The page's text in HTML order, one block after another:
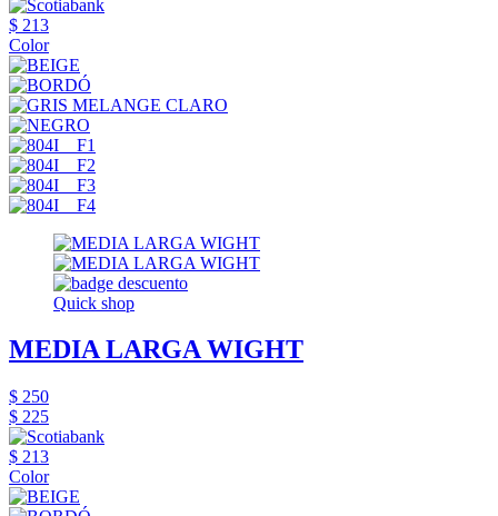
$ 213
Color
Quick shop
MEDIA LARGA WIGHT
$ 250
$ 225
$ 213
Color